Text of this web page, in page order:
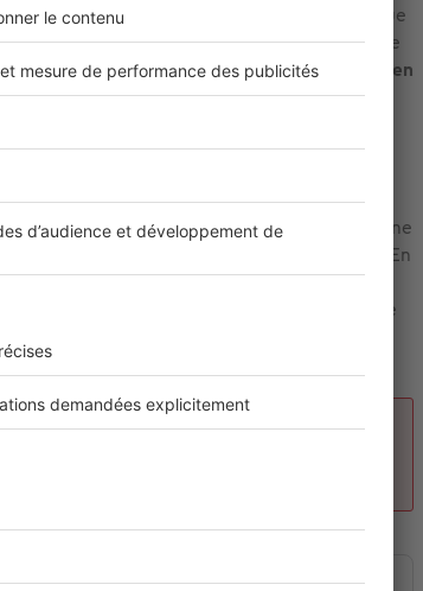
il est important de montrer à votre banque
que vous êtes en mesure d’épargner chaque
bancaires et les dépenses superflues, en
le point sur vos divers abonnements
plus raisonnable lors de vos sorties.
mais que vous parvenez tout de même à
mettra pas en doute la maîtrise de votre
particulièrement attention à votre épargne
. En
plus conciliants avec les emprunteurs
supplémentaire leur permettant de faire